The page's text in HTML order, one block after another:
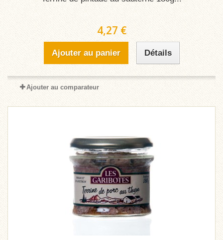
4,27 €
Ajouter au panier Détails
Ajouter au comparateur